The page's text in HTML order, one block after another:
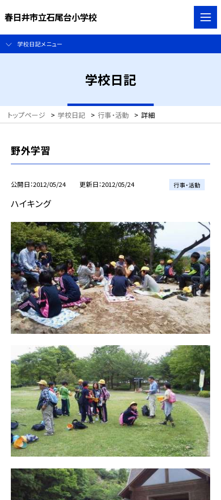
春日井市立石尾台小学校
学校日記メニュー
学校日記
トップページ > 学校日記 > 行事・活動 > 詳細
野外学習
公開日 2012/05/24 更新日 2012/05/24 行事・活動
ハイキング